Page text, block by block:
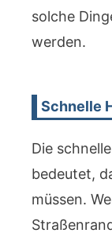
solche
werden.
Schnelle
Die
bedeutet,
müssen.